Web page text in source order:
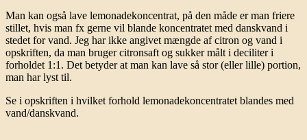
Man kan også lave lemonadekoncentrat, på den måde er man friere
stillet, hvis man fx gerne vil blande koncentratet med danskvand i
stedet for vand. Jeg har ikke angivet mængde af citron og vand i
opskriften, da man bruger citronsaft og sukker målt i deciliter i
forholdet 1:1. Det betyder at man kan lave så stor (eller lille) portion,
man har lyst til.
Se i opskriften i hvilket forhold lemonadekoncentratet blandes med
vand/danskvand.